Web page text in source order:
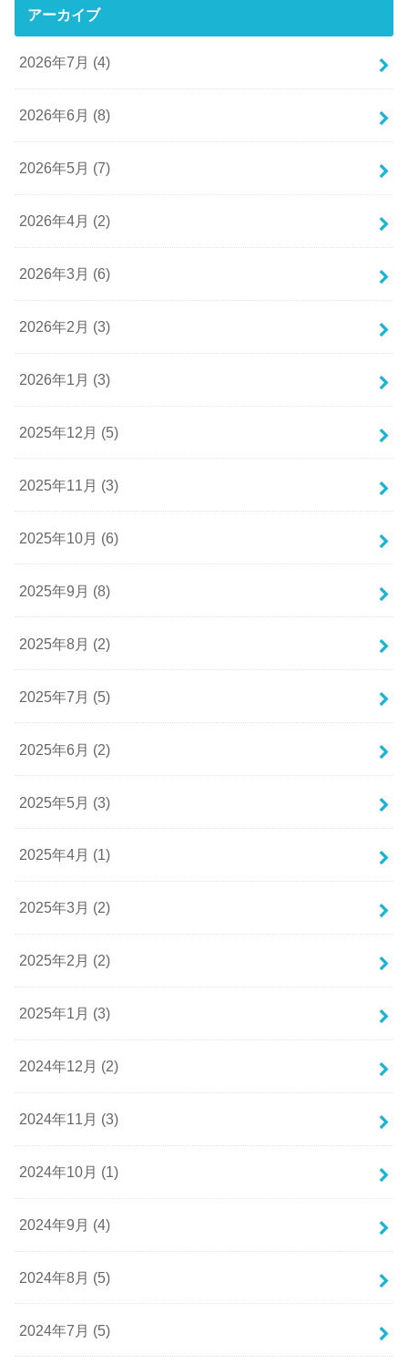
アーカイブ
2026年7月 (4)
2026年6月 (8)
2026年5月 (7)
2026年4月 (2)
2026年3月 (6)
2026年2月 (3)
2026年1月 (3)
2025年12月 (5)
2025年11月 (3)
2025年10月 (6)
2025年9月 (8)
2025年8月 (2)
2025年7月 (5)
2025年6月 (2)
2025年5月 (3)
2025年4月 (1)
2025年3月 (2)
2025年2月 (2)
2025年1月 (3)
2024年12月 (2)
2024年11月 (3)
2024年10月 (1)
2024年9月 (4)
2024年8月 (5)
2024年7月 (5)